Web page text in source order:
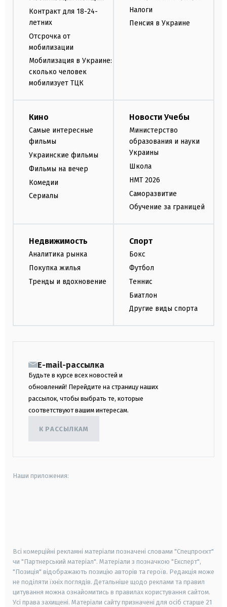
Контракт для 18-24-
летних
Отсрочка от
мобилизации
Мобилизация в Украине:
сколько человек
мобилизует ТЦК
Налоги
Пенсия в Украине
Кино
Самые интересные
фильмы
Украинские фильмы
Фильмы на вечер
Комедии
Сериалы
Новости Учебы
Министерство
образования и науки
Украины
Школа
НМТ 2026
Саморазвитие
Обучение за границей
Недвижимость
Аналитика рынка
Покупка жилья
Тренды и вдохновение
Спорт
Бокс
Футбол
Теннис
Биатлон
Другие виды спорта
E-mail-рассылка
Будьте в курсе всех новостей и
обновлений! Перейдите на страницу наших
рассылок, чтобы выбрать те, которые
соответствуют вашим интересам.
К РАССЫЛКАМ
Наши приложения:
Всі комерційні рекламні матеріали позначені словами "Спецпроєкт"
чи "Партнерський матеріал". Матеріали з позначкою "Експерт",
"Позиція" відображають позицію авторів та героїв. Редакція може
не поділяти їхніх поглядів. Детальніше щодо реклами та правил
цитування можна ознайомитись в правилах користування сайтом.
Усі права захищені. Матеріали сайту призначені для осіб старше 21